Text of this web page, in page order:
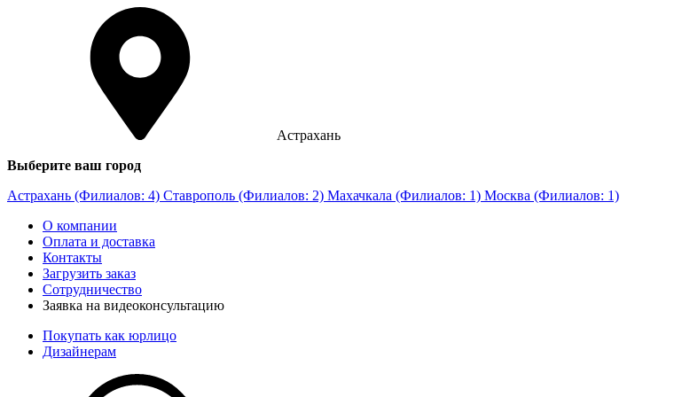
Астрахань
Выберите ваш город
Астрахань (Филиалов: 4) Ставрополь (Филиалов: 2) Махачкала (Филиалов: 1) Москва (Филиалов: 1)
О компании
Оплата и доставка
Контакты
Загрузить заказ
Сотрудничество
Заявка на видеоконсультацию
Покупать как юрлицо
Дизайнерам